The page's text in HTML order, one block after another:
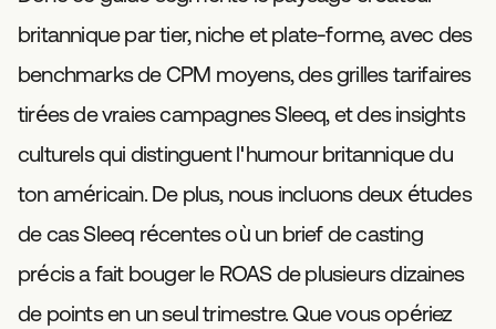
britannique par tier, niche et plate-forme, avec des
benchmarks de CPM moyens, des grilles tarifaires
tirées de vraies campagnes Sleeq, et des insights
culturels qui distinguent l'humour britannique du
ton américain. De plus, nous incluons deux études
de cas Sleeq récentes où un brief de casting
précis a fait bouger le ROAS de plusieurs dizaines
de points en un seul trimestre. Que vous opériez